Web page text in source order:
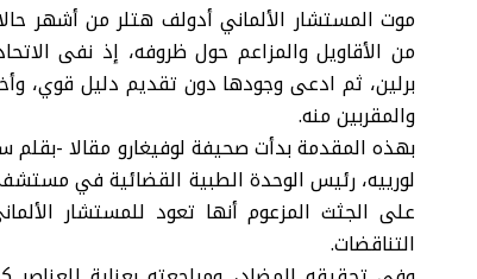
موت المستشار الألماني أدولف هتلر من أشهر
من الأقاويل والمزاعم حول ظروفه، إذ نفى
برلين، ثم ادعى وجودها دون تقديم دليل قوي،
والمقربين منه.
بهذه المقدمة بدأت صحيفة لوفيغارو مقالا -بقلم
على الجثث المزعوم أنها تعود للمستشار
التناقضات.